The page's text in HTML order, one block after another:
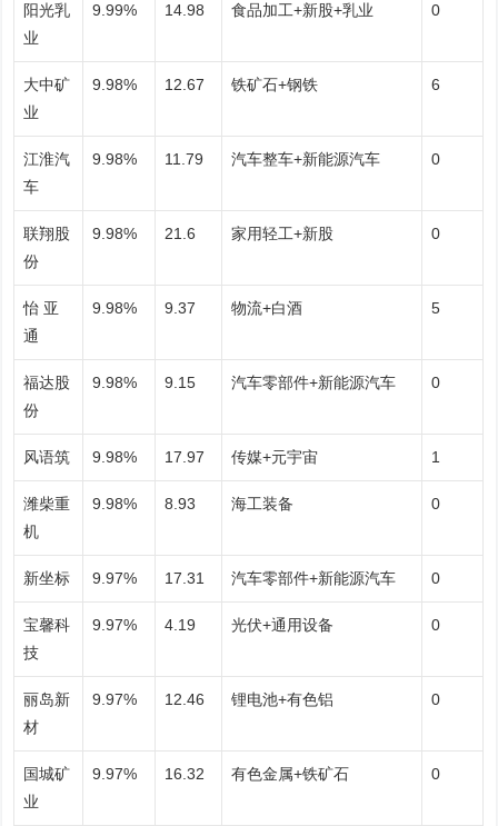
阳光乳
业
9.99% 14.98 食品加工+新股+乳业 0
大中矿
业
9.98% 12.67 铁矿石+钢铁 6
江淮汽
车
9.98% 11.79 汽车整车+新能源汽车 0
联翔股
份
9.98% 21.6 家用轻工+新股 0
怡 亚
通
9.98% 9.37 物流+白酒 5
福达股
份
9.98% 9.15 汽车零部件+新能源汽车 0
风语筑 9.98% 17.97 传媒+元宇宙 1
潍柴重
机
9.98% 8.93 海工装备 0
新坐标 9.97% 17.31 汽车零部件+新能源汽车 0
宝馨科
技
9.97% 4.19 光伏+通用设备 0
丽岛新
材
9.97% 12.46 锂电池+有色铝 0
国城矿
业
9.97% 16.32 有色金属+铁矿石 0